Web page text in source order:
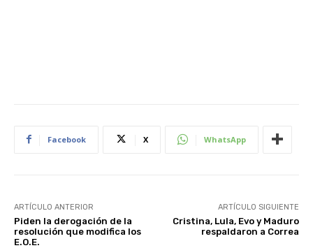
Facebook X WhatsApp
ARTÍCULO ANTERIOR
Piden la derogación de la
resolución que modifica los
E.O.E.
ARTÍCULO SIGUIENTE
Cristina, Lula, Evo y Maduro
respaldaron a Correa